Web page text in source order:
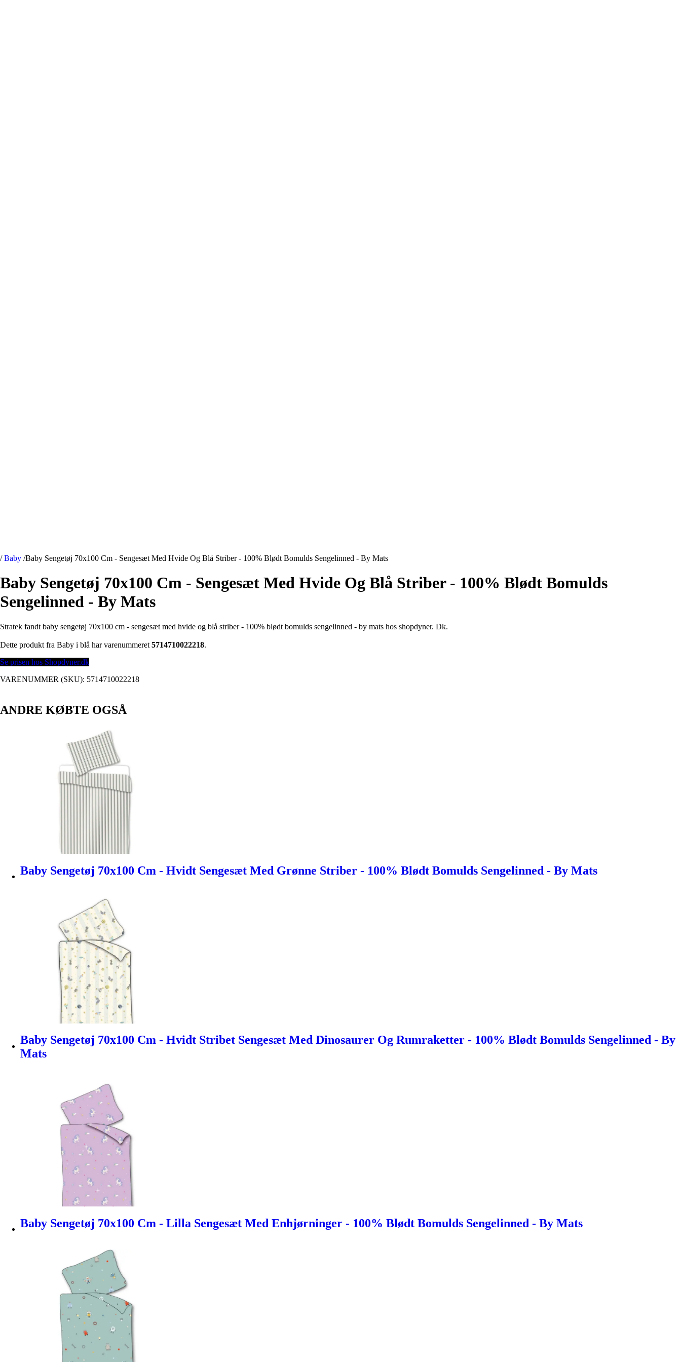
/ Baby /Baby Sengetøj 70x100 Cm - Sengesæt Med Hvide Og Blå Striber - 100% Blødt Bomulds Sengelinned - By Mats
Baby Sengetøj 70x100 Cm - Sengesæt Med Hvide Og Blå Striber - 100% Blødt Bomulds
Sengelinned - By Mats
Stratek fandt baby sengetøj 70x100 cm - sengesæt med hvide og blå striber - 100% blødt bomulds sengelinned - by mats hos shopdyner. Dk.
Dette produkt fra Baby i blå har varenummeret 5714710022218.
Se prisen hos Shopdyner.dk
VARENUMMER (SKU): 5714710022218
ANDRE KØBTE OGSÅ
Baby Sengetøj 70x100 Cm - Hvidt Sengesæt Med Grønne Striber - 100% Blødt Bomulds Sengelinned - By Mats
Baby Sengetøj 70x100 Cm - Hvidt Stribet Sengesæt Med Dinosaurer Og Rumraketter - 100% Blødt Bomulds Sengelinned - By
Mats
Baby Sengetøj 70x100 Cm - Lilla Sengesæt Med Enhjørninger - 100% Blødt Bomulds Sengelinned - By Mats